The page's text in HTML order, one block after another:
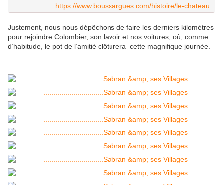
https://www.boussargues.com/histoire/le-chateau
Justement, nous nous dépêchons de faire les derniers kilomètres
pour rejoindre Colombier, son lavoir et nos voitures, où, comme
d’habitude, le pot de l’amitié clôturera cette magnifique journée.